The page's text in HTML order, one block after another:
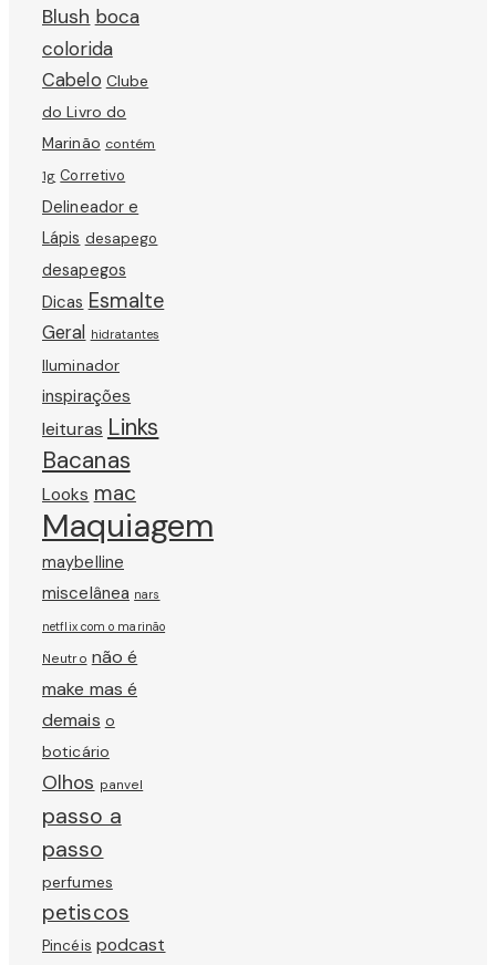
Blush boca
colorida
Cabelo Clube
do Livro do
Marinão contém
1g Corretivo
Delineador e
Lápis desapego
desapegos
Dicas Esmalte
Geral hidratantes
Iluminador
inspirações
leituras Links
Bacanas
Looks mac
Maquiagem
maybelline
miscelânea nars
netflix com o marinão
Neutro não é
make mas é
demais o
boticário
Olhos panvel
passo a
passo
perfumes
petiscos
Pincéis podcast